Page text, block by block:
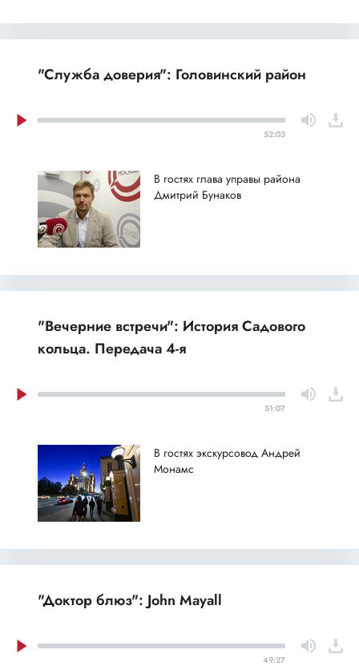
"Служба доверия": Головинский район
52:03
В гостях глава управы района
Дмитрий Бунаков
"Вечерние встречи": История Садового
кольца. Передача 4-я
51:07
В гостях экскурсовод Андрей
Монамс
"Доктор блюз": John Mayall
49:27